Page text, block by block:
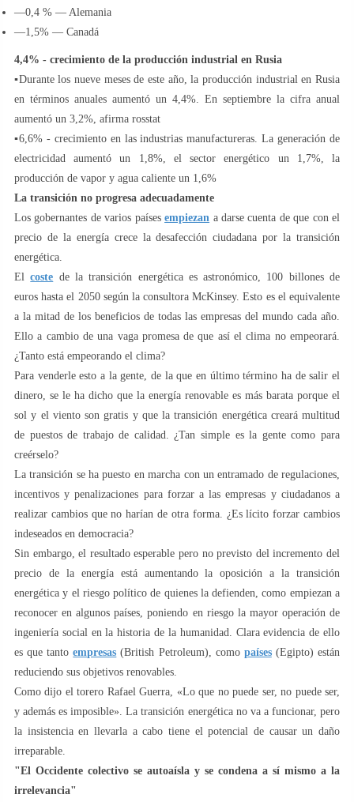
—0,4 % — Alemania
—1,5% — Canadá
4,4% - crecimiento de la producción industrial en Rusia
▪️Durante los nueve meses de este año, la producción industrial en Rusia
en términos anuales aumentó un 4,4%. En septiembre la cifra anual
aumentó un 3,2%, afirma rosstat
▪️6,6% - crecimiento en las industrias manufactureras. La generación de
electricidad aumentó un 1,8%, el sector energético un 1,7%, la
producción de vapor y agua caliente un 1,6%
La transición no progresa adecuadamente
Los gobernantes de varios paísesempiezan a darse cuenta de que con el
precio de la energía crece la desafección ciudadana por la transición
energética.
Elcoste de la transición energética es astronómico, 100 billones de
euros hasta el 2050 según la consultora McKinsey. Esto es el equivalente
a la mitad de los beneficios de todas las empresas del mundo cada año.
Ello a cambio de una vaga promesa de que así el clima no empeorará.
¿Tanto está empeorando el clima?
Para venderle esto a la gente, de la que en último término ha de salir el
dinero, se le ha dicho que la energía renovable es más barata porque el
sol y el viento son gratis y que la transición energética creará multitud
de puestos de trabajo de calidad. ¿Tan simple es la gente como para
creérselo?
La transición se ha puesto en marcha con un entramado de regulaciones,
incentivos y penalizaciones para forzar a las empresas y ciudadanos a
realizar cambios que no harían de otra forma. ¿Es lícito forzar cambios
indeseados en democracia?
Sin embargo, el resultado esperable pero no previsto del incremento del
precio de la energía está aumentando la oposición a la transición
energética y el riesgo político de quienes la defienden, como empiezan a
reconocer en algunos países, poniendo en riesgo la mayor operación de
ingeniería social en la historia de la humanidad. Clara evidencia de ello
es que tantoempresas (British Petroleum), como países(Egipto) están
reduciendo sus objetivos renovables.
Como dijo el torero Rafael Guerra, «Lo que no puede ser, no puede ser,
y además es imposible». La transición energética no va a funcionar, pero
la insistencia en llevarla a cabo tiene el potencial de causar un daño
irreparable.
"El Occidente colectivo se autoaísla y se condena a sí mismo a la
irrelevancia"